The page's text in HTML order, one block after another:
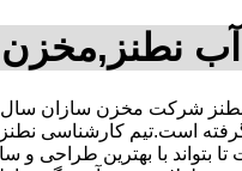
نطنز,مخزن
شرکت مخزن سازان سال
گرفته است.تیم
تا بتواند با بهترین